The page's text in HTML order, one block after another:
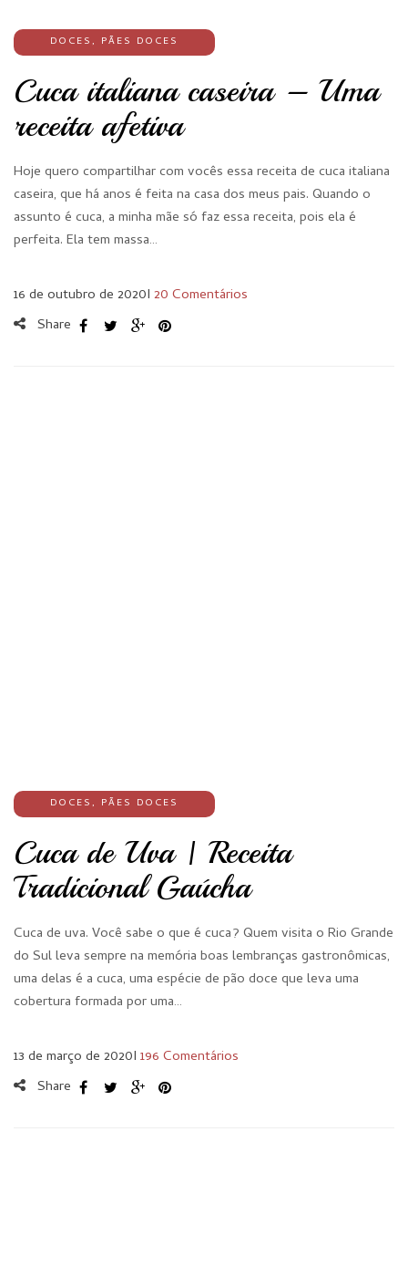
DOCES, PÃES DOCES
Cuca italiana caseira – Uma
receita afetiva
Hoje quero compartilhar com vocês essa receita de cuca italiana
caseira, que há anos é feita na casa dos meus pais. Quando o
assunto é cuca, a minha mãe só faz essa receita, pois ela é
perfeita. Ela tem massa…
16 de outubro de 2020I 20 Comentários
Share
DOCES, PÃES DOCES
Cuca de Uva | Receita
Tradicional Gaúcha
Cuca de uva. Você sabe o que é cuca? Quem visita o Rio Grande
do Sul leva sempre na memória boas lembranças gastronômicas,
uma delas é a cuca, uma espécie de pão doce que leva uma
cobertura formada por uma…
13 de março de 2020I 196 Comentários
Share